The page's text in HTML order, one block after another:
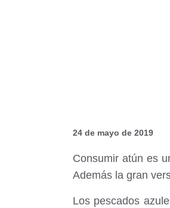
24 de mayo de 2019
Consumir atún es
Además la gran
Los pescados